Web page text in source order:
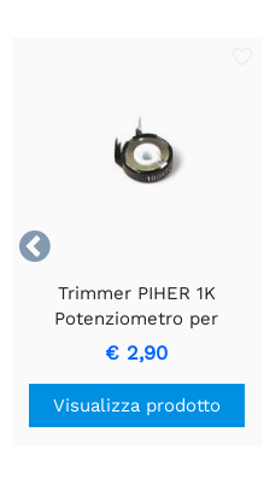

Trimmer PIHER 1K
Potenziometro per
Regolazioni Precise
€ 2,90
Visualizza prodotto